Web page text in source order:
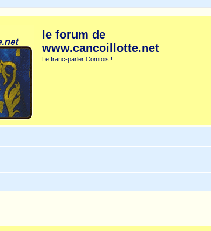
le forum de
www.cancoillotte.net
Le franc-parler Comtois !